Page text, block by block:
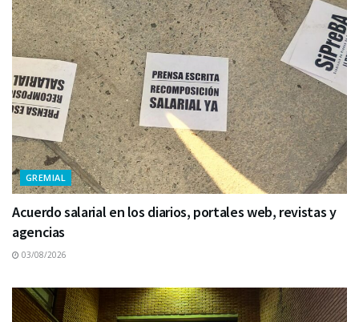
GREMIAL
Acuerdo salarial en los diarios, portales web, revistas y
agencias
03/08/2026